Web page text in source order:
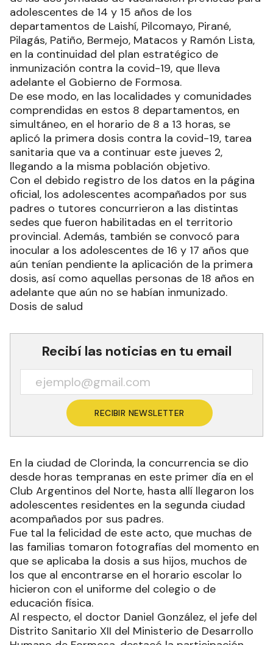
adolescentes de 14 y 15 años de los
departamentos de Laishí, Pilcomayo, Pirané,
Pilagás, Patiño, Bermejo, Matacos y Ramón Lista,
en la continuidad del plan estratégico de
inmunización contra la covid-19, que lleva
adelante el Gobierno de Formosa.
De ese modo, en las localidades y comunidades
comprendidas en estos 8 departamentos, en
simultáneo, en el horario de 8 a 13 horas, se
aplicó la primera dosis contra la covid-19, tarea
sanitaria que va a continuar este jueves 2,
llegando a la misma población objetivo.
Con el debido registro de los datos en la página
oficial, los adolescentes acompañados por sus
padres o tutores concurrieron a las distintas
sedes que fueron habilitadas en el territorio
provincial. Además, también se convocó para
inocular a los adolescentes de 16 y 17 años que
aún tenían pendiente la aplicación de la primera
dosis, así como aquellas personas de 18 años en
adelante que aún no se habían inmunizado.
Dosis de salud
Recibí las noticias en tu email
RECIBIR NEWSLETTER
En la ciudad de Clorinda, la concurrencia se dio
desde horas tempranas en este primer día en el
Club Argentinos del Norte, hasta allí llegaron los
adolescentes residentes en la segunda ciudad
acompañados por sus padres.
Fue tal la felicidad de este acto, que muchas de
las familias tomaron fotografías del momento en
que se aplicaba la dosis a sus hijos, muchos de
los que al encontrarse en el horario escolar lo
hicieron con el uniforme del colegio o de
educación física.
Al respecto, el doctor Daniel González, el jefe del
Distrito Sanitario XII del Ministerio de Desarrollo